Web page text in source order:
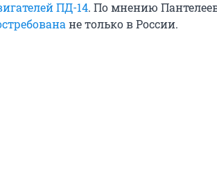
ПД-14. По мнению
не только в России.